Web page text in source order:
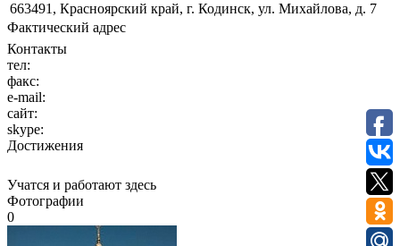
663491, Красноярский край, г. Кодинск, ул. Михайлова, д. 7
Фактический адрес
Контакты
тел:
факс:
e-mail:
сайт:
skype:
Достижения
Учатся и работают здесь
Фотографии
0